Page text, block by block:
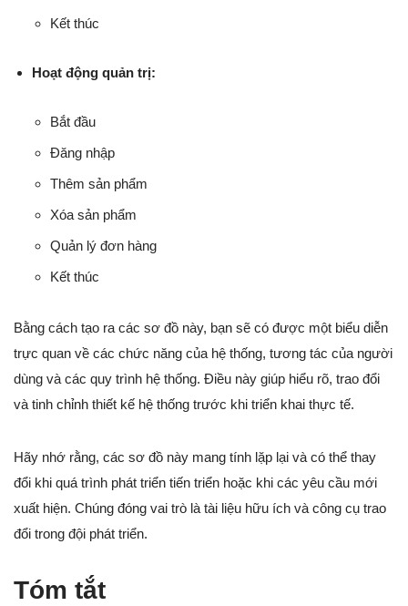
Kết thúc
Hoạt động quản trị:
Bắt đầu
Đăng nhập
Thêm sản phẩm
Xóa sản phẩm
Quản lý đơn hàng
Kết thúc
Bằng cách tạo ra các sơ đồ này, bạn sẽ có được một biểu diễn
trực quan về các chức năng của hệ thống, tương tác của người
dùng và các quy trình hệ thống. Điều này giúp hiểu rõ, trao đổi
và tinh chỉnh thiết kế hệ thống trước khi triển khai thực tế.
Hãy nhớ rằng, các sơ đồ này mang tính lặp lại và có thể thay
đổi khi quá trình phát triển tiến triển hoặc khi các yêu cầu mới
xuất hiện. Chúng đóng vai trò là tài liệu hữu ích và công cụ trao
đổi trong đội phát triển.
Tóm tắt